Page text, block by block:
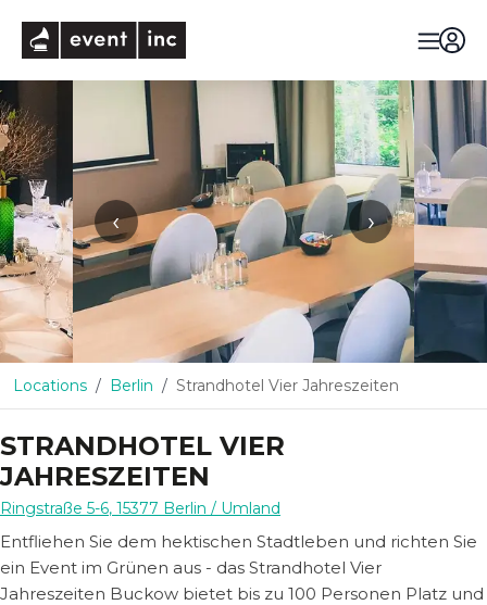
‹ ›
Locations Berlin Strandhotel Vier Jahreszeiten
STRANDHOTEL VIER
JAHRESZEITEN
Ringstraße 5-6, 15377 Berlin / Umland
Entfliehen Sie dem hektischen Stadtleben und richten Sie
ein Event im Grünen aus - das Strandhotel Vier
Jahreszeiten Buckow bietet bis zu 100 Personen Platz und